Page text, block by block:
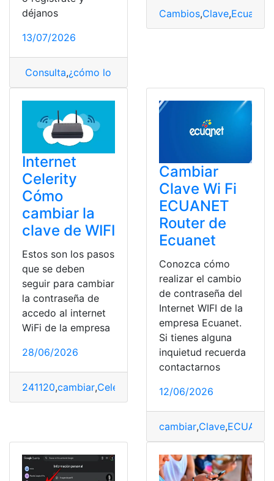
déjanos
13/07/2026
Consulta,¿cómo lo hago?
Cambios,Clave,Ecuador
Internet
Celerity
Cómo
cambiar la
clave de WIFI
Estos son los pasos
que se deben
seguir para cambiar
la contraseña de
accedo al internet
WiFi de la empresa
28/06/2026
241120,cambiar,Celerity Clave,Internet,WiFi
Cambiar
Clave Wi Fi
ECUANET
Router de
Ecuanet
Conozca cómo
realizar el cambio
de contraseña del
Internet WIFI de la
empresa Ecuanet.
Si tienes alguna
inquietud recuerda
contactarnos
12/06/2026
cambiar,Clave,ECUANET